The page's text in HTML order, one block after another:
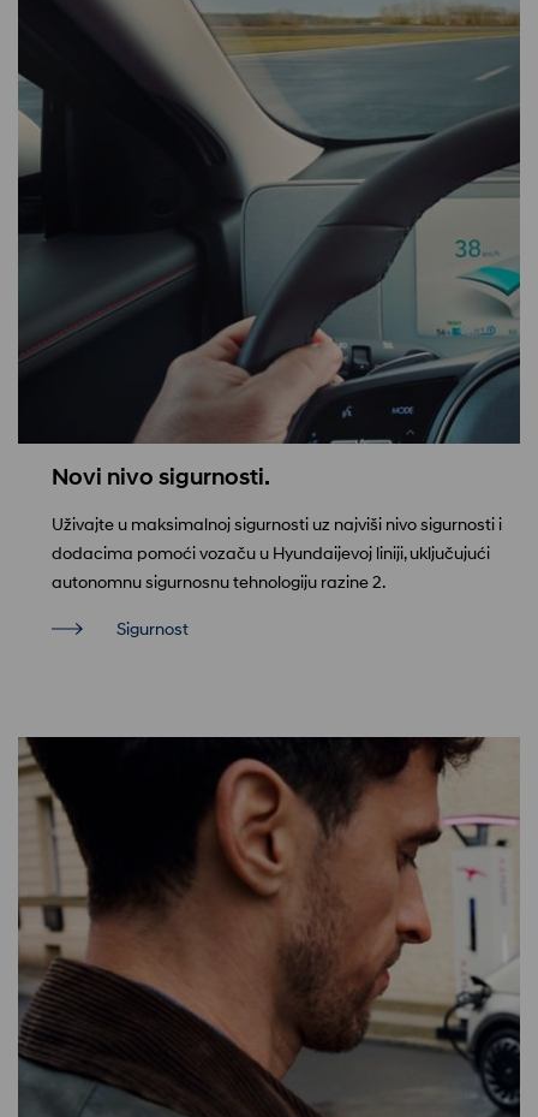
Novi nivo sigurnosti.
Uživajte u maksimalnoj sigurnosti uz najviši nivo sigurnosti i
dodacima pomoći vozaču u Hyundaijevoj liniji, uključujući
autonomnu sigurnosnu tehnologiju razine 2.
Sigurnost